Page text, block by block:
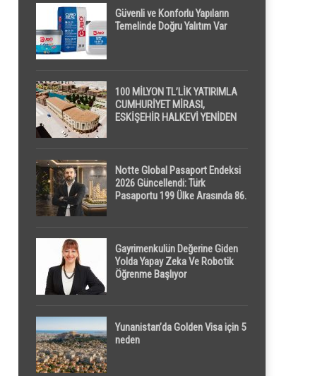
Güvenli ve Konforlu Yapıların
Temelinde Doğru Yalıtım Var
100 MİLYON TL’LİK YATIRIMLA
CUMHURİYET MİRASI,
ESKİŞEHİR HALKEVİ YENİDEN
Notte Global Pasaport Endeksi
2026 Güncellendi: Türk
Pasaportu 199 Ülke Arasında 86.
Gayrimenkulün Değerine Giden
Yolda Yapay Zeka Ve Robotik
Öğrenme Başlıyor
Yunanistan’da Golden Visa için 5
neden